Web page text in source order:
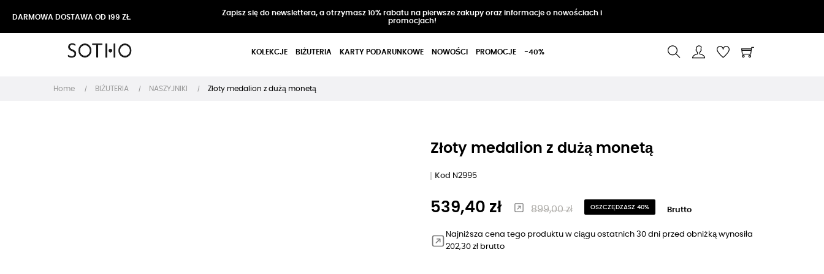
DARMOWA DOSTAWA OD 199 ZŁ
Zapisz się do newslettera, a otrzymasz 10% rabatu na pierwsze zakupy oraz informacje o nowościach i
promocjach!
KOLEKCJE BIŻUTERIA KARTY PODARUNKOWE NOWOŚCI PROMOCJE -40%
Home BIŻUTERIA NASZYJNIKI Złoty medalion z dużą monetą
Złoty medalion z dużą monetą
Kod N2995
539,40 zł 899,00 zł OSZCZĘDZASZ 40% Brutto
Najniższa cena tego produktu w ciągu ostatnich 30 dni przed obniżką wynosiła
202,30 zł brutto